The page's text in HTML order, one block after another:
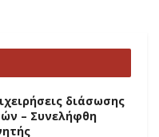
διάσωσης
– Συνελήφθη